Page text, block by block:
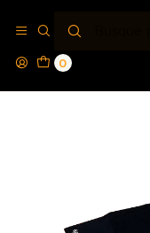
0
Polera Boxy Fit